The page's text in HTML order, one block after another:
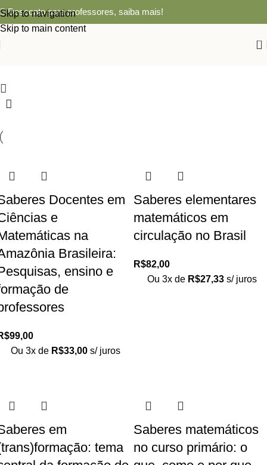
Skip to navigation
Skip to main content
Desconto para professores, saiba mais!
0
Docentes em
e
na
Brasileira:
ensino e
de
99,00
Ou 3x de R$33,00 s/ juros
Saberes elementares
matemáticos em
circulação no Brasil
R$82,00
Ou 3x de R$27,33 s/ juros
em
tema
Saberes matemáticos
no curso primário: o